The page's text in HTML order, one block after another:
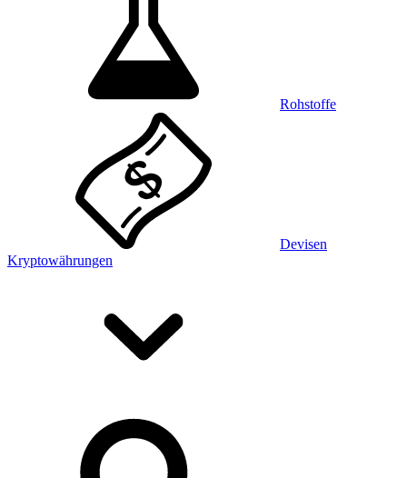
Rohstoffe
Devisen
Kryptowährungen